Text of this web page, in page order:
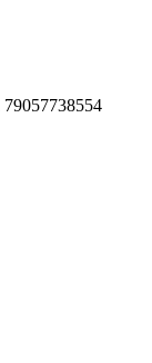
79057738554